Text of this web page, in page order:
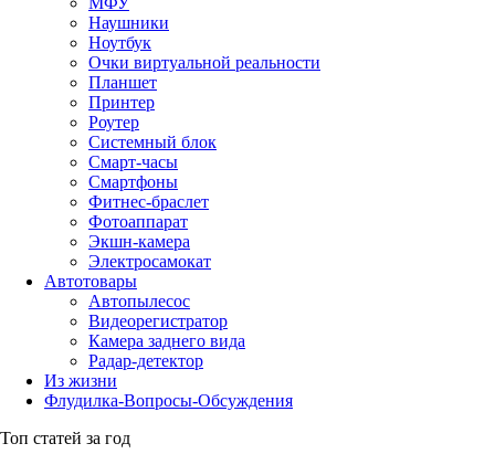
Наушники
Ноутбук
Очки виртуальной реальности
Планшет
Принтер
Роутер
Системный блок
Смарт-часы
Смартфоны
Фитнес-браслет
Фотоаппарат
Экшн-камера
Электросамокат
Автотовары
Автопылесос
Видеорегистратор
Камера заднего вида
Радар-детектор
Из жизни
Флудилка-Вопросы-Обсуждения
Топ статей за год